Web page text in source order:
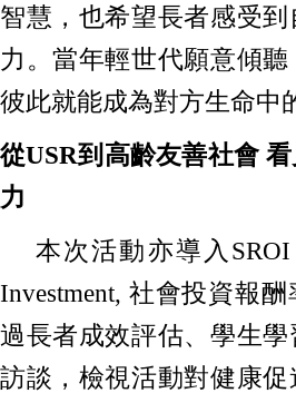
智慧，也希望長者感受
力。當年輕世代願意傾聽
彼此就能成為對方生命中
從USR到高齡友善社會
力
本次活動亦導入SROI
Investment, 社會投資報
過長者成效評估、學生
訪談，檢視活動對健康